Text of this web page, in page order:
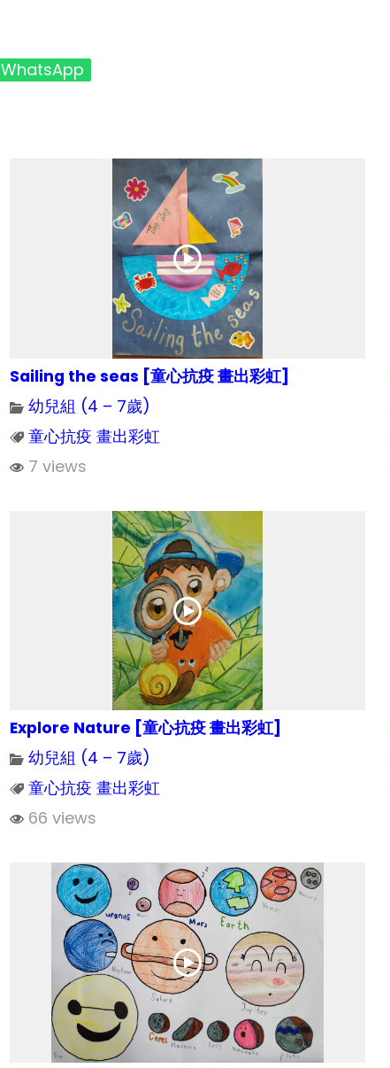
WhatsApp
Sailing the seas [童心抗疫 畫出彩虹]
幼兒組 (4 – 7歲)
童心抗疫 畫出彩虹
7 views
Explore Nature [童心抗疫 畫出彩虹]
幼兒組 (4 – 7歲)
童心抗疫 畫出彩虹
66 views